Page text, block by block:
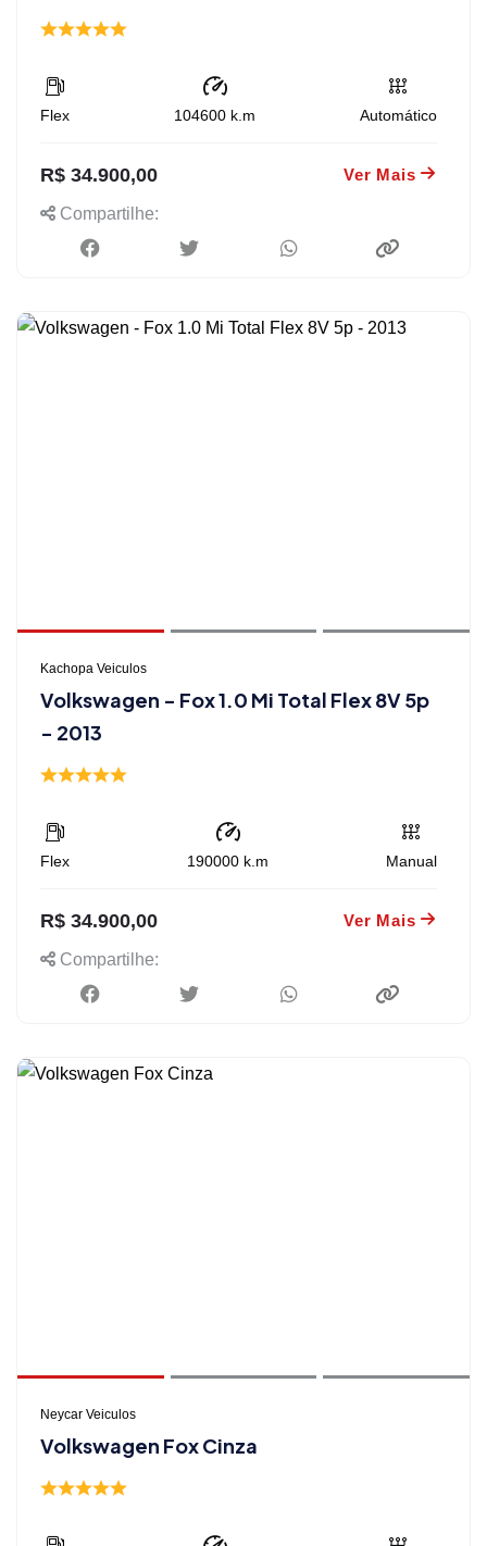
Flex 104600 k.m Automático
R$ 34.900,00 Ver Mais
Compartilhe:
Kachopa Veiculos
Volkswagen - Fox 1.0 Mi Total Flex 8V 5p
- 2013
Flex 190000 k.m Manual
R$ 34.900,00 Ver Mais
Compartilhe:
Neycar Veiculos
Volkswagen Fox Cinza